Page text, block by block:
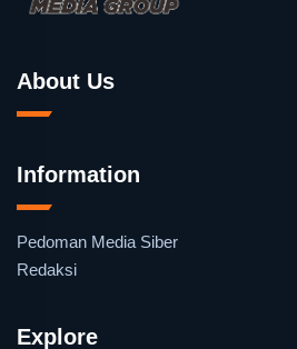
About Us
Information
Pedoman Media Siber
Redaksi
Explore